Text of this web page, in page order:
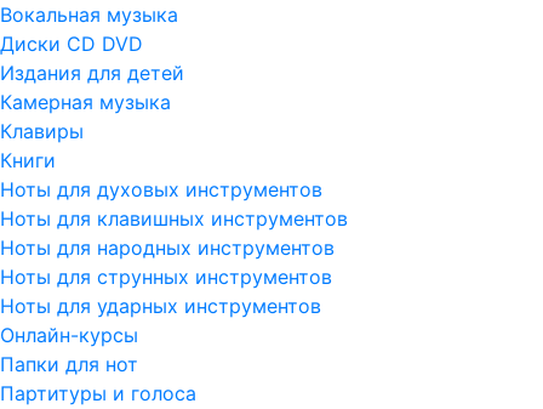
Вокальная музыка
Диски CD DVD
Издания для детей
Камерная музыка
Клавиры
Книги
Ноты для духовых инструментов
Ноты для клавишных инструментов
Ноты для народных инструментов
Ноты для струнных инструментов
Ноты для ударных инструментов
Онлайн-курсы
Папки для нот
Партитуры и голоса